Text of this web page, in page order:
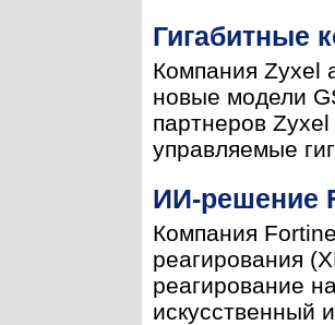
Гигабитные
Компания Zyxel
новые модели
партнеров
управляемые
ИИ-решение
Компания
реагирования
реагирование
искусственный